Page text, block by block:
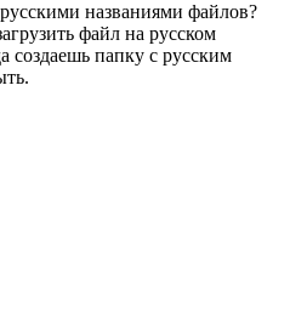
названиями файлов?
файл на русском
создаешь папку с русским